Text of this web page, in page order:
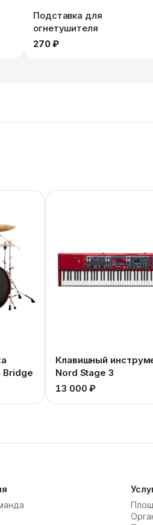
Подставка для
огнетушителя
270 ₽
Bridge
Клавишный
Nord Stage 3
13 000 ₽